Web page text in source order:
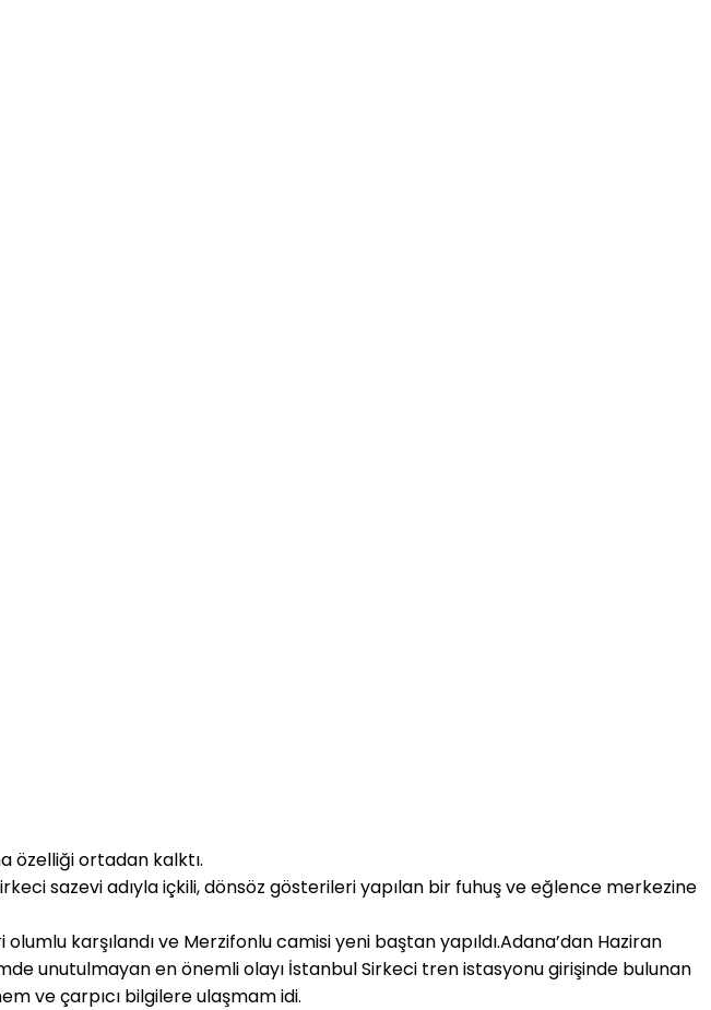
özelliği ortadan kalktı.
sazevi adıyla içkili, dönsöz gösterileri yapılan bir fuhuş ve eğlence merkezine
karşılandı ve Merzifonlu camisi yeni baştan yapıldı.Adana’dan Haziran
unutulmayan en önemli olayı İstanbul Sirkeci tren istasyonu girişinde bulunan
ve çarpıcı bilgilere ulaşmam idi.